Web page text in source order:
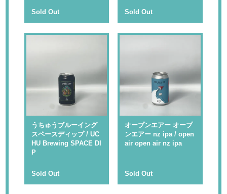
Sold Out Sold Out
うちゅうブルーイング
スペースディップ / UC
HU Brewing SPACE DI
P
Sold Out
オープンエアー オープ
ンエアー nz ipa / open
air open air nz ipa
Sold Out